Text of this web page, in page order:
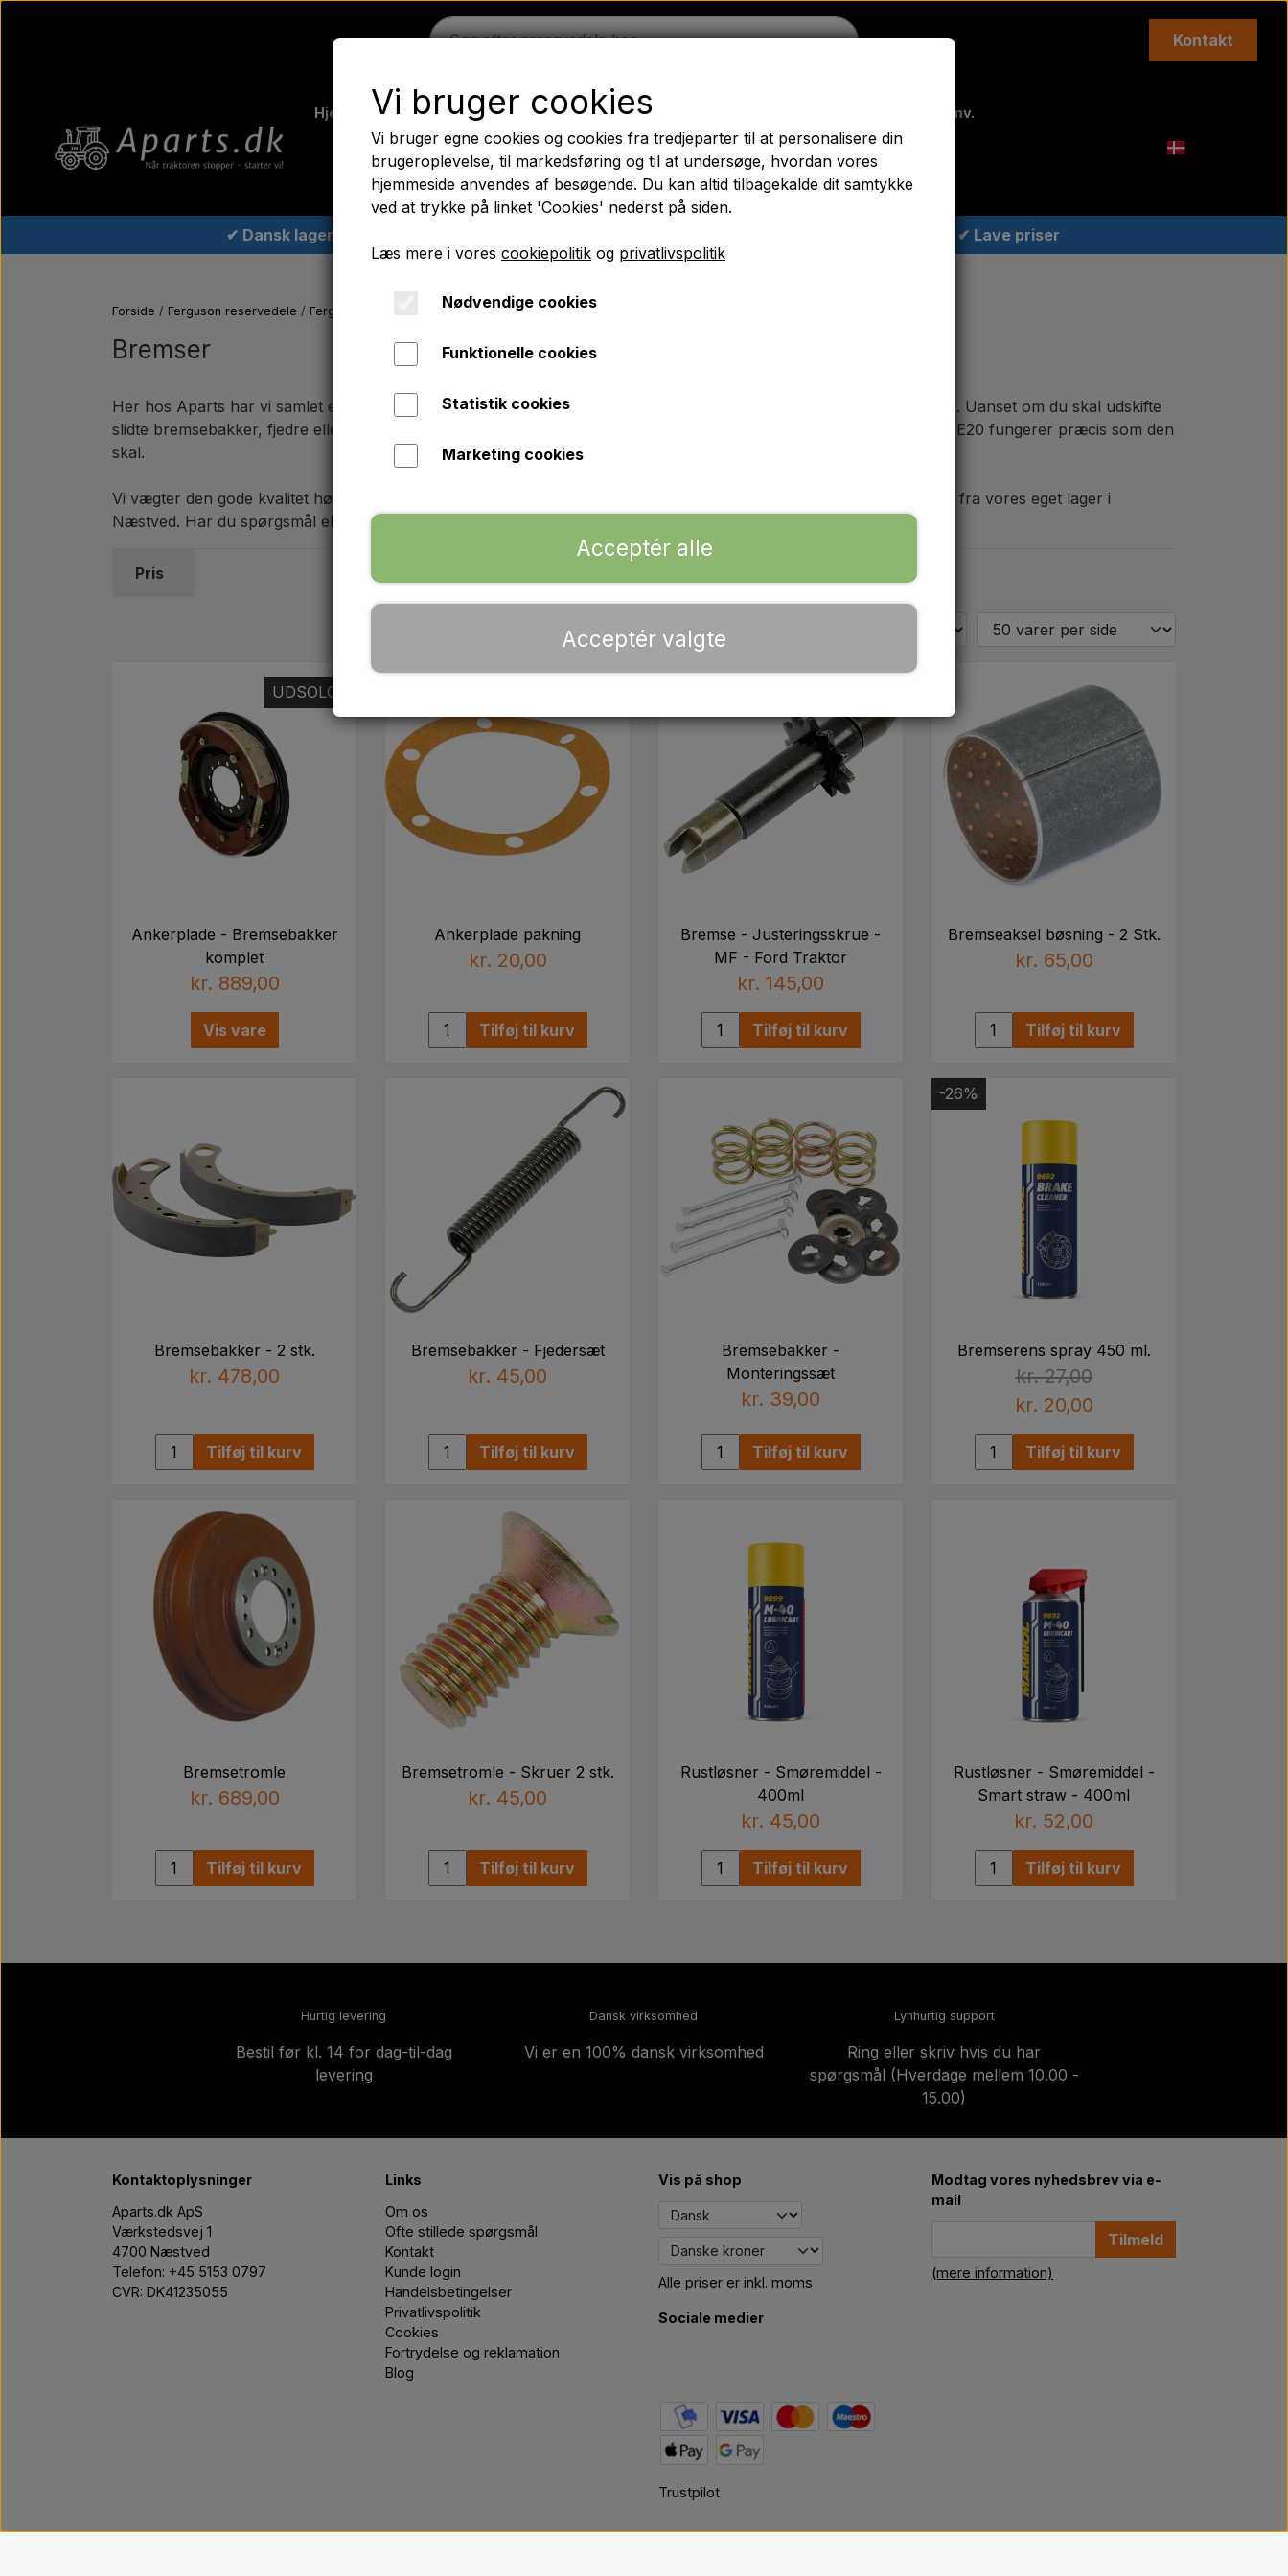
Kontakt
Hjem Ferguson Massey Ferguson Fordson Trækbomme - Topstænger mv.
Traktordæk Olie Kemi El-dele LED Lygter Pære Maling Agricolour
PTO Aksler GARDLOC Værksted/ Værktøj Tilbud
✔ Dansk lager ✔ Lave priser
Forside Ferguson reservedele Ferguson TE20 reservedele Bremser
Bremser
Her hos Aparts har vi samlet et pålideligt udvalg af bremsedele af høj kvalitet, der passer nøjagtigt til Ferguson TE20. Uanset om du skal udskifte
slidte bremsebakker, fjedre eller pakninger, finder du komponenterne her hos Aparts, som sikrer, at din Ferguson TE20 fungerer præcis som den
skal.
Vi vægter den gode kvalitet højt, så du kan trygt handle dine bremsedele til TE20 her. Alle ordrer ekspederes direkte fra vores eget lager i
Næstved. Har du spørgsmål eller brug for hjælp, kan du skrive eller ringe til os alle hverdage fra 10.00 - 16.00
Pris
UDSOLGT
Ankerplade - Bremsebakker
komplet
kr. 889,00
Vis vare
Ankerplade pakning
kr. 20,00
Tilføj til kurv
Bremse - Justeringsskrue -
MF - Ford Traktor
kr. 145,00
Tilføj til kurv
Bremseaksel bøsning - 2 Stk.
kr. 65,00
Tilføj til kurv
Bremsebakker - 2 stk.
kr. 478,00
Tilføj til kurv
Bremsebakker - Fjedersæt
kr. 45,00
Tilføj til kurv
Bremsebakker -
Monteringssæt
kr. 39,00
Tilføj til kurv
-26%
Bremserens spray 450 ml.
kr. 27,00
kr. 20,00
Tilføj til kurv
Bremsetromle
kr. 689,00
Tilføj til kurv
Bremsetromle - Skruer 2 stk.
kr. 45,00
Tilføj til kurv
Rustløsner - Smøremiddel -
400ml
kr. 45,00
Tilføj til kurv
Rustløsner - Smøremiddel -
Smart straw - 400ml
kr. 52,00
Tilføj til kurv
Hurtig levering
Bestil før kl. 14 for dag-til-dag
levering
Dansk virksomhed
Vi er en 100% dansk virksomhed
Lynhurtig support
Ring eller skriv hvis du har
spørgsmål (Hverdage mellem 10.00 -
15.00)
Kontaktoplysninger
Aparts.dk ApS
Værkstedsvej 1
4700 Næstved
Telefon: +45 5153 0797
CVR: DK41235055
Links
Om os
Ofte stillede spørgsmål
Kontakt
Kunde login
Handelsbetingelser
Privatlivspolitik
Cookies
Fortrydelse og reklamation
Blog
Vis på shop
Alle priser er inkl. moms
Sociale medier
Trustpilot
Modtag vores nyhedsbrev via e-
mail
Tilmeld
(mere information)
Vi bruger cookies
Vi bruger egne cookies og cookies fra tredjeparter til at personalisere din
brugeroplevelse, til markedsføring og til at undersøge, hvordan vores
hjemmeside anvendes af besøgende. Du kan altid tilbagekalde dit samtykke
ved at trykke på linket 'Cookies' nederst på siden.
Læs mere i vores cookiepolitik og privatlivspolitik
Nødvendige cookies
Funktionelle cookies
Statistik cookies
Marketing cookies
Acceptér alle
Acceptér valgte